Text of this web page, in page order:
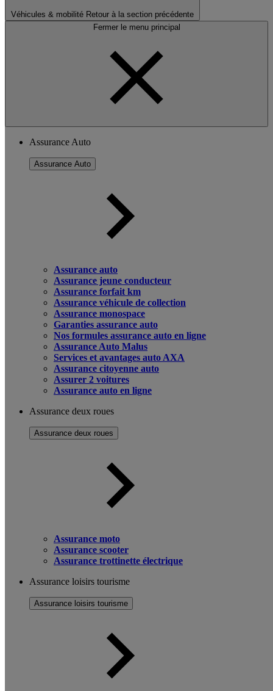
Véhicules & mobilité Retour à la section précédente
Fermer le menu principal
Assurance Auto
Assurance Auto
Assurance auto
Assurance jeune conducteur
Assurance forfait km
Assurance véhicule de collection
Assurance monospace
Garanties assurance auto
Nos formules assurance auto en ligne
Assurance Auto Malus
Services et avantages auto AXA
Assurance citoyenne auto
Assurer 2 voitures
Assurance auto en ligne
Assurance deux roues
Assurance deux roues
Assurance moto
Assurance scooter
Assurance trottinette électrique
Assurance loisirs tourisme
Assurance loisirs tourisme